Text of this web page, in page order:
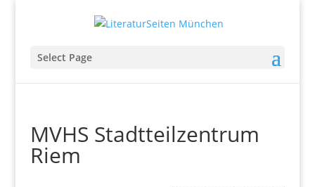
Select Page
MVHS Stadtteilzentrum
Riem